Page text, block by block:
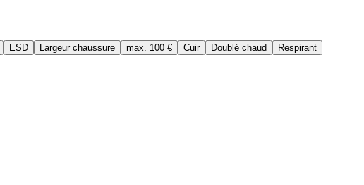
ESD Largeur chaussure max. 100 € Cuir Doublé chaud Respirant